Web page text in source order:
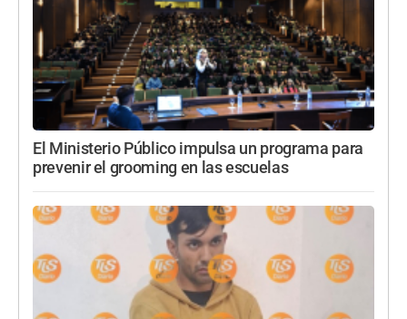
El Ministerio Público impulsa un programa para
prevenir el grooming en las escuelas